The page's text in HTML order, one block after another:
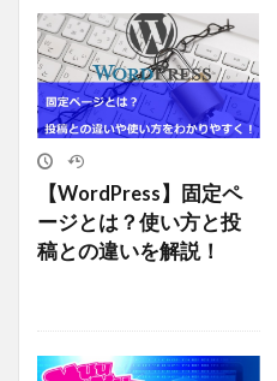
【WordPress】固定ペ
ージとは？使い方と投
稿との違いを解説！